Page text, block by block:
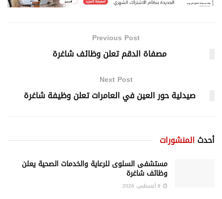
Previous Post
مصفاة الدقم تعلن وظائف شاغرة
Next Post
صيدلية حور العين في العامرات تعلن وظيفة شاغرة
أحدث المنشورات
مستشفى السلوى للرعاية والخدمات الصحية يعلن
وظائف شاغرة